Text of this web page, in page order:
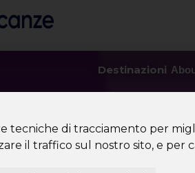
tecniche di tracciamento per
il traffico sul nostro sito, e per
Destinazioni